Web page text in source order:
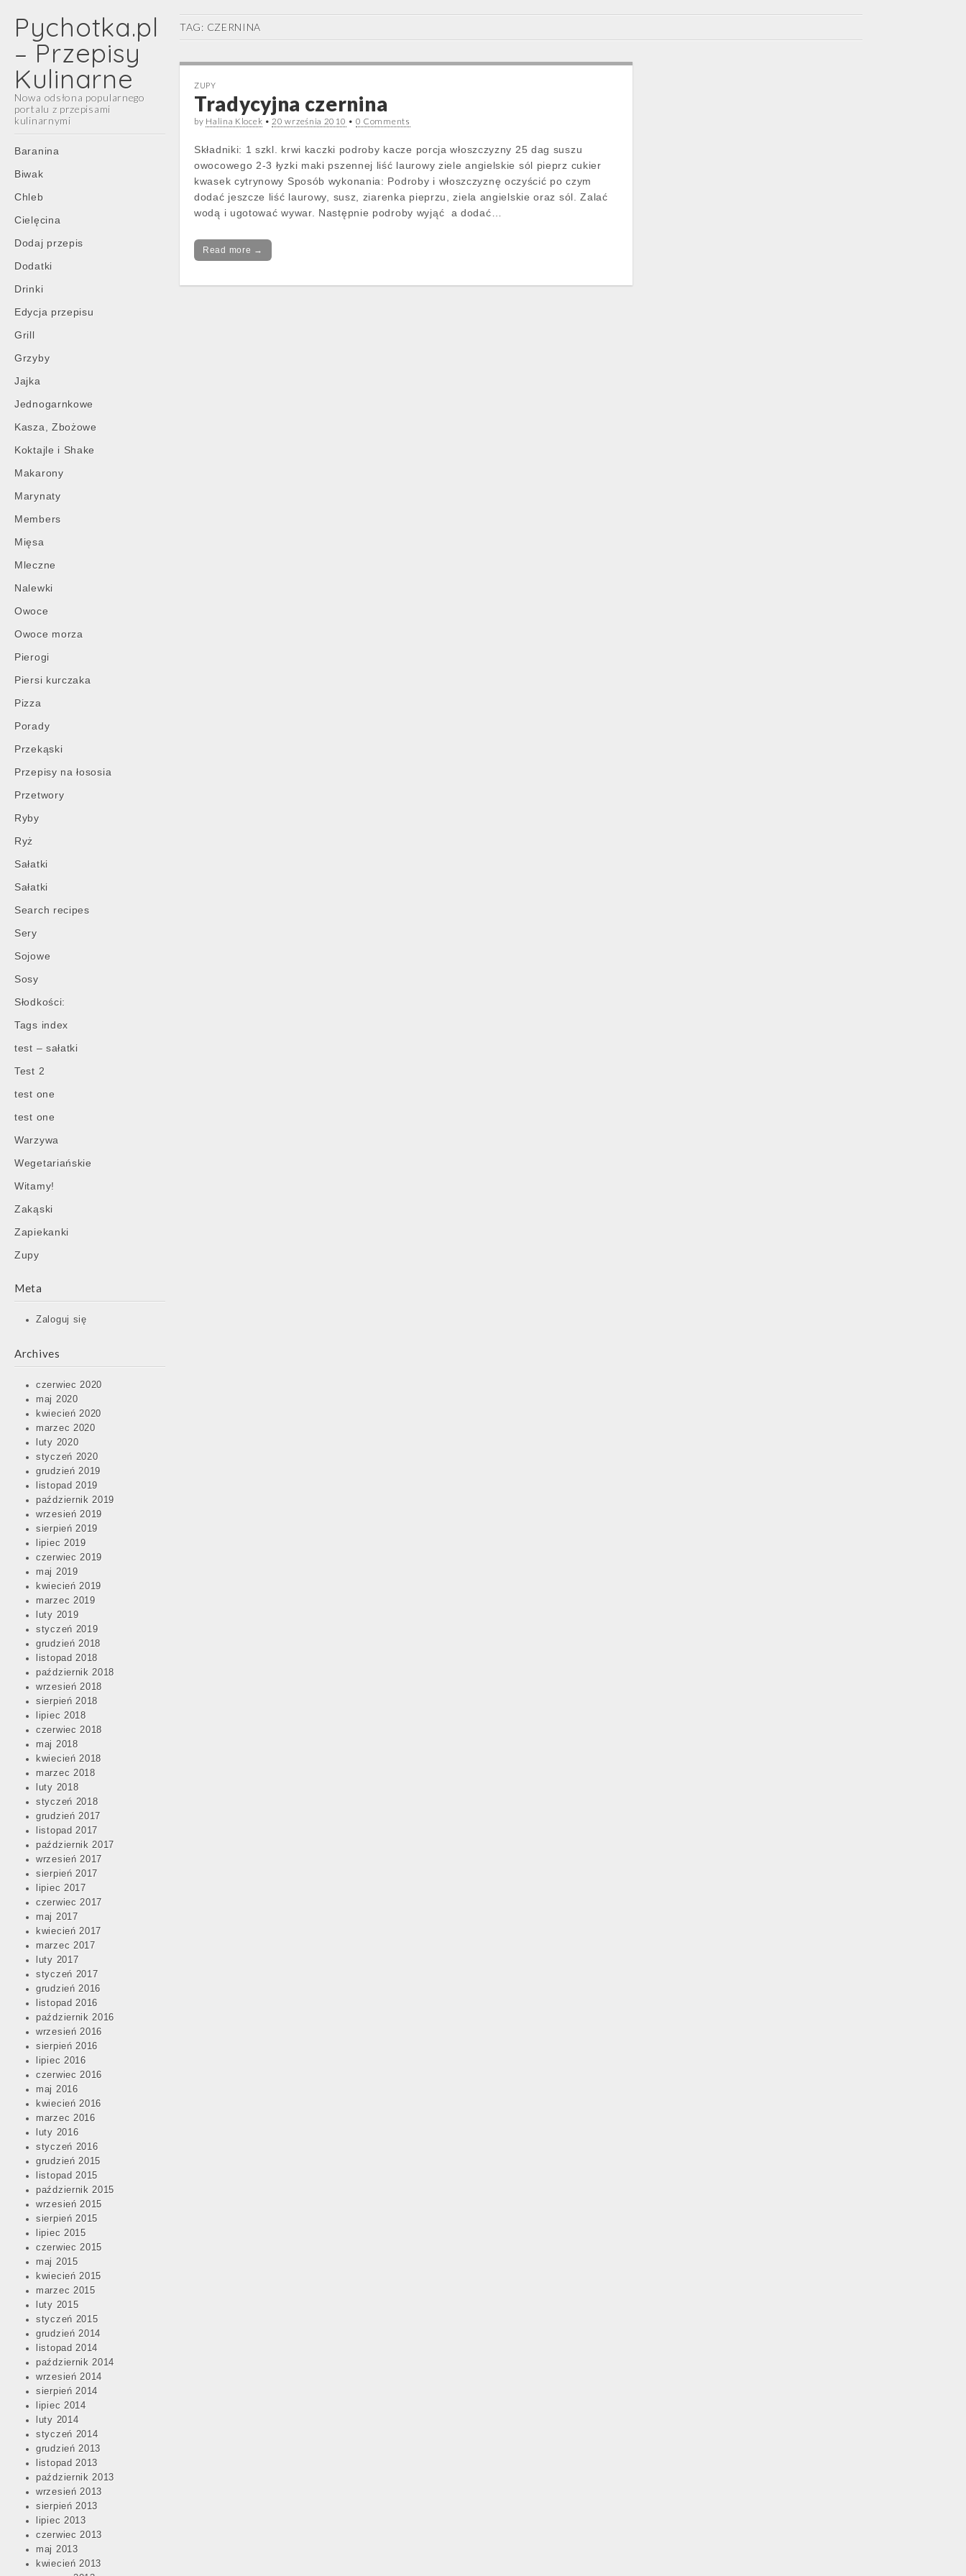
Pychotka.pl
– Przepisy
Kulinarne
Nowa odsłona popularnego
portalu z przepisami
kulinarnymi
Main
menu
Skip
content
Baranina
Biwak
Chleb
Cielęcina
Dodaj przepis
Dodatki
Drinki
Edycja przepisu
Grill
Grzyby
Jajka
Jednogarnkowe
Kasza, Zbożowe
Koktajle i Shake
Makarony
Marynaty
Members
Mięsa
Mleczne
Nalewki
Owoce
Owoce morza
Pierogi
Piersi kurczaka
Pizza
Porady
Przekąski
Przepisy na łososia
Przetwory
Ryby
Ryż
Sałatki
Sałatki
Search recipes
Sery
Sojowe
Sosy
Słodkości:
Tags index
test – sałatki
Test 2
test one
test one
Warzywa
Wegetariańskie
Witamy!
Zakąski
Zapiekanki
Zupy
Meta
Zaloguj się
Archives
czerwiec 2020
maj 2020
kwiecień 2020
marzec 2020
luty 2020
styczeń 2020
grudzień 2019
listopad 2019
październik 2019
wrzesień 2019
sierpień 2019
lipiec 2019
czerwiec 2019
maj 2019
kwiecień 2019
marzec 2019
luty 2019
styczeń 2019
grudzień 2018
listopad 2018
październik 2018
wrzesień 2018
sierpień 2018
lipiec 2018
czerwiec 2018
maj 2018
kwiecień 2018
marzec 2018
luty 2018
styczeń 2018
grudzień 2017
listopad 2017
październik 2017
wrzesień 2017
sierpień 2017
lipiec 2017
czerwiec 2017
maj 2017
kwiecień 2017
marzec 2017
luty 2017
styczeń 2017
grudzień 2016
listopad 2016
październik 2016
wrzesień 2016
sierpień 2016
lipiec 2016
czerwiec 2016
maj 2016
kwiecień 2016
marzec 2016
luty 2016
styczeń 2016
grudzień 2015
listopad 2015
październik 2015
wrzesień 2015
sierpień 2015
lipiec 2015
czerwiec 2015
maj 2015
kwiecień 2015
marzec 2015
luty 2015
styczeń 2015
grudzień 2014
listopad 2014
październik 2014
wrzesień 2014
sierpień 2014
lipiec 2014
luty 2014
styczeń 2014
grudzień 2013
listopad 2013
październik 2013
wrzesień 2013
sierpień 2013
lipiec 2013
czerwiec 2013
maj 2013
kwiecień 2013
TAG: CZERNINA
ZUPY
Tradycyjna czernina
by Halina Klocek •20 września 2010 • 0 Comments
Składniki: 1 szkl. krwi kaczki podroby kacze porcja włoszczyzny 25 dag suszu
owocowego 2-3 łyzki maki pszennej liść laurowy ziele angielskie sól pieprz cukier
kwasek cytrynowy Sposób wykonania: Podroby i włoszczyznę oczyścić po czym
dodać jeszcze liść laurowy, susz, ziarenka pieprzu, ziela angielskie oraz sól. Zalać
wodą i ugotować wywar. Następnie podroby wyjąć a dodać…
Read more →